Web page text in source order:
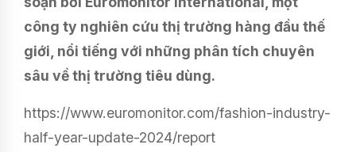
công ty nghiên cứu thị trường hàng đầu thế
giới, nổi tiếng với những phân tích chuyên
sâu về thị trường tiêu dùng.
https://www.euromonitor.com/fashion-industry-
half-year-update-2024/report